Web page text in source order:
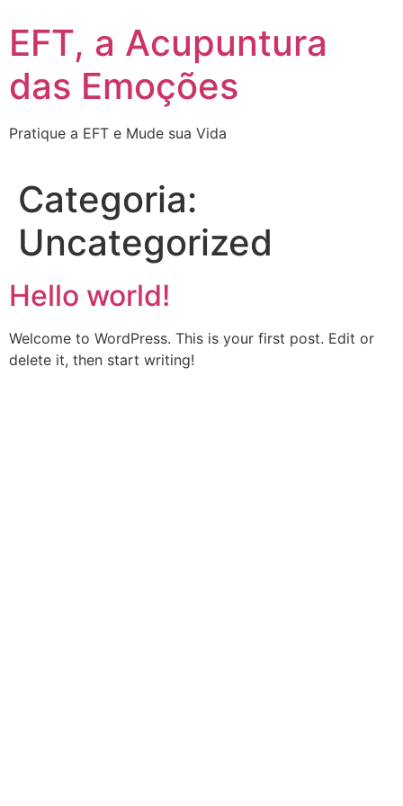
para
conteúdo
EFT, a Acupuntura
das Emoções
Pratique a EFT e Mude sua Vida
Categoria:
Uncategorized
Hello world!
Welcome to WordPress. This is your first post. Edit or
delete it, then start writing!